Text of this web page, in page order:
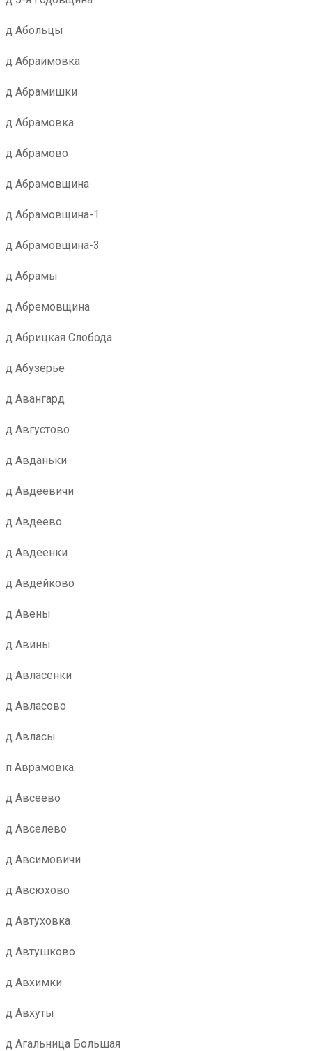
д Абольцы
д Абраимовка
д Абрамишки
д Абрамовка
д Абрамово
д Абрамовщина
д Абрамовщина-1
д Абрамовщина-3
д Абрамы
д Абремовщина
д Абрицкая Слобода
д Абузерье
д Авангард
д Августово
д Авданьки
д Авдеевичи
д Авдеево
д Авдеенки
д Авдейково
д Авены
д Авины
д Авласенки
д Авласово
д Авласы
п Аврамовка
д Авсеево
д Авселево
д Авсимовичи
д Авсюхово
д Автуховка
д Автушково
д Авхимки
д Авхуты
д Агальница Большая